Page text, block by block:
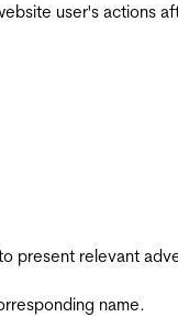
user's actions
present relevant
name.